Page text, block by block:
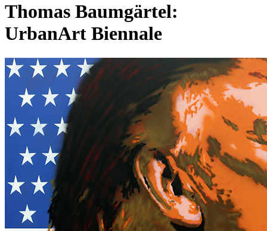
Thomas Baumgärtel:
UrbanArt Biennale